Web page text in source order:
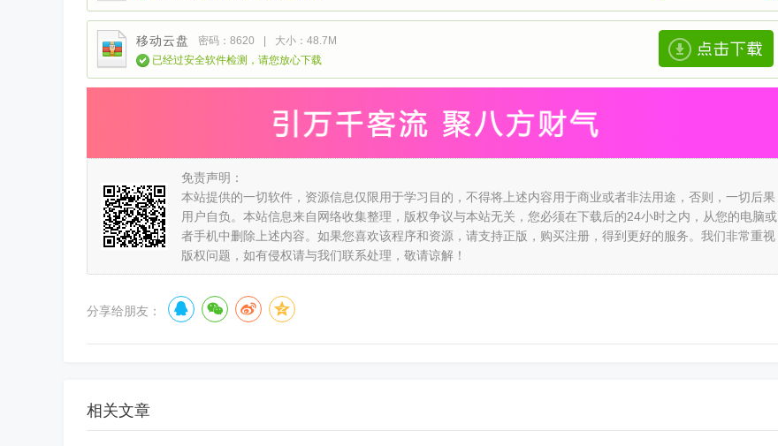
移动云盘 密码：8620
大小：48.7M
已经过安全软件检测，请您放心下载
免责声明：
本站提供的一切软件，资源信息仅限用于学习目的，不得将上述内容用于商业或者非法用途，否则，一切后果
用户自负。本站信息来自网络收集整理，版权争议与本站无关，您必须在下载后的24小时之内，从您的电脑或
者手机中删除上述内容。如果您喜欢该程序和资源，请支持正版，购买注册，得到更好的服务。我们非常重视
版权问题，如有侵权请与我们联系处理，敬请谅解！
分享给朋友：
相关文章